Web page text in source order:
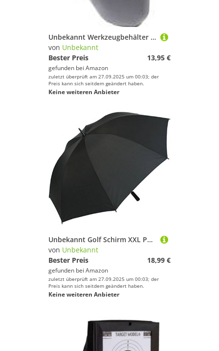
Unbekannt Werkzeugbehälter Piaggio Vespa 50 N Vespa 50 SV5SA1T 65-72 Vespa 50 sz 1425600
von Unbekannt
Bester Preis
13,95 €
gefunden bei Amazon
zuletzt überprüft am 27.09.2025 um 00:03; der
Preis kann sich seitdem geändert haben.
Keine weiteren Anbieter
Unbekannt Golf Schirm XXL Partner Regenschirm Fiberglas Birdie Stabgriff schwarz
von Unbekannt
Bester Preis
18,99 €
gefunden bei Amazon
zuletzt überprüft am 27.09.2025 um 00:03; der
Preis kann sich seitdem geändert haben.
Keine weiteren Anbieter